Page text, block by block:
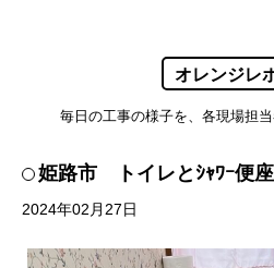
オレンジレ
毎日の工事の様子を、各現場担
姫路市 トイレとｼｬﾜｰ便
2024年02月27日